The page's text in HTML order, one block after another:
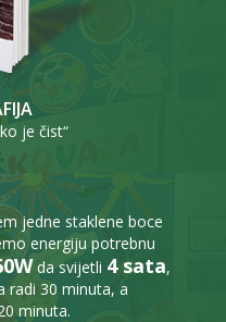
je čist“
jedne staklene boce
energiju potrebnu
da svijetli 4 sata,
radi 30 minuta, a
minuta.